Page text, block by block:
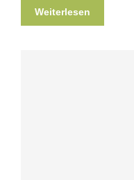
Weiterlesen